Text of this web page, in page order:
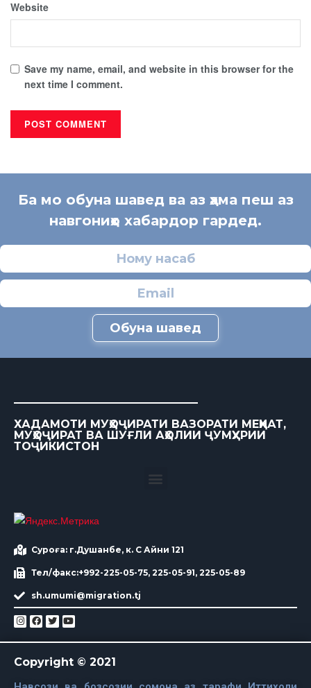
Website
Save my name, email, and website in this browser for the
next time I comment.
Ба мо обуна шавед ва аз ҳама пеш аз
навгониҳо хабардор гардед.
Обуна шавед
ХАДАМОТИ МУҲОҶИРАТИ ВАЗОРАТИ МЕҲНАТ,
МУҲОҶИРАТ ВА ШУҒЛИ АҲОЛИИ ҶУМҲУРИИ
ТОҶИКИСТОН
Суроға: г.Душанбе, к. С Айни 121
Тел/факс:+992-225-05-75, 225-05-91, 225-05-89
sh.umumi@migration.tj
Copyright © 2021